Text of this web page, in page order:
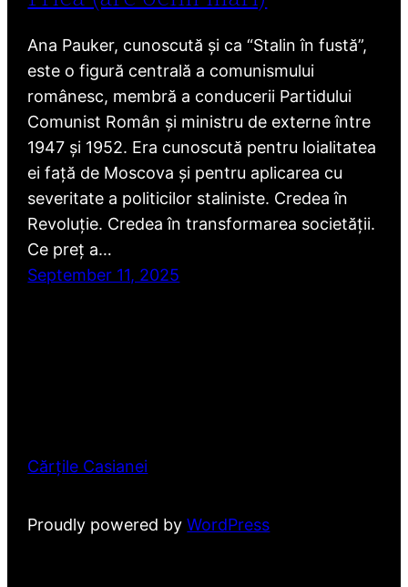
Ana Pauker, cunoscută și ca “Stalin în fustă”,
este o figură centrală a comunismului
românesc, membră a conducerii Partidului
Comunist Român și ministru de externe între
1947 și 1952. Era cunoscută pentru loialitatea
ei față de Moscova și pentru aplicarea cu
severitate a politicilor staliniste. Credea în
Revoluție. Credea în transformarea societății.
Ce preț a…
September 11, 2025
Cărțile Casianei
Proudly powered byWordPress